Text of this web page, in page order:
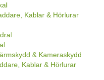
Kablar & Hörlurar
& Kameraskydd
Kablar & Hörlurar